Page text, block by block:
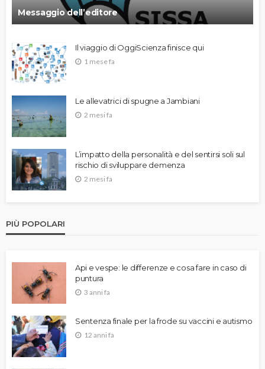
Messaggio dell’editore
Il viaggio di OggiScienza finisce qui
1 mese fa
Le allevatrici di spugne a Jambiani
2 mesi fa
L’impatto della personalità e del sentirsi soli sul
rischio di sviluppare demenza
2 mesi fa
PIÙ POPOLARI
Api e vespe: le differenze e cosa fare in caso di
puntura
3 anni fa
Sentenza finale per la frode su vaccini e autismo
12 anni fa